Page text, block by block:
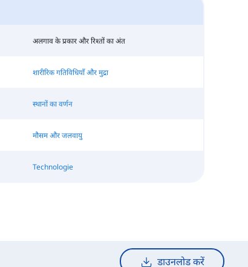
अलगाव के प्रकार और रिश्तों का अंत
शारीरिक गतिविधियाँ और मुद्रा
स्थानों का वर्णन
मौसम और जलवायु
Technologie
डाउनलोड करें